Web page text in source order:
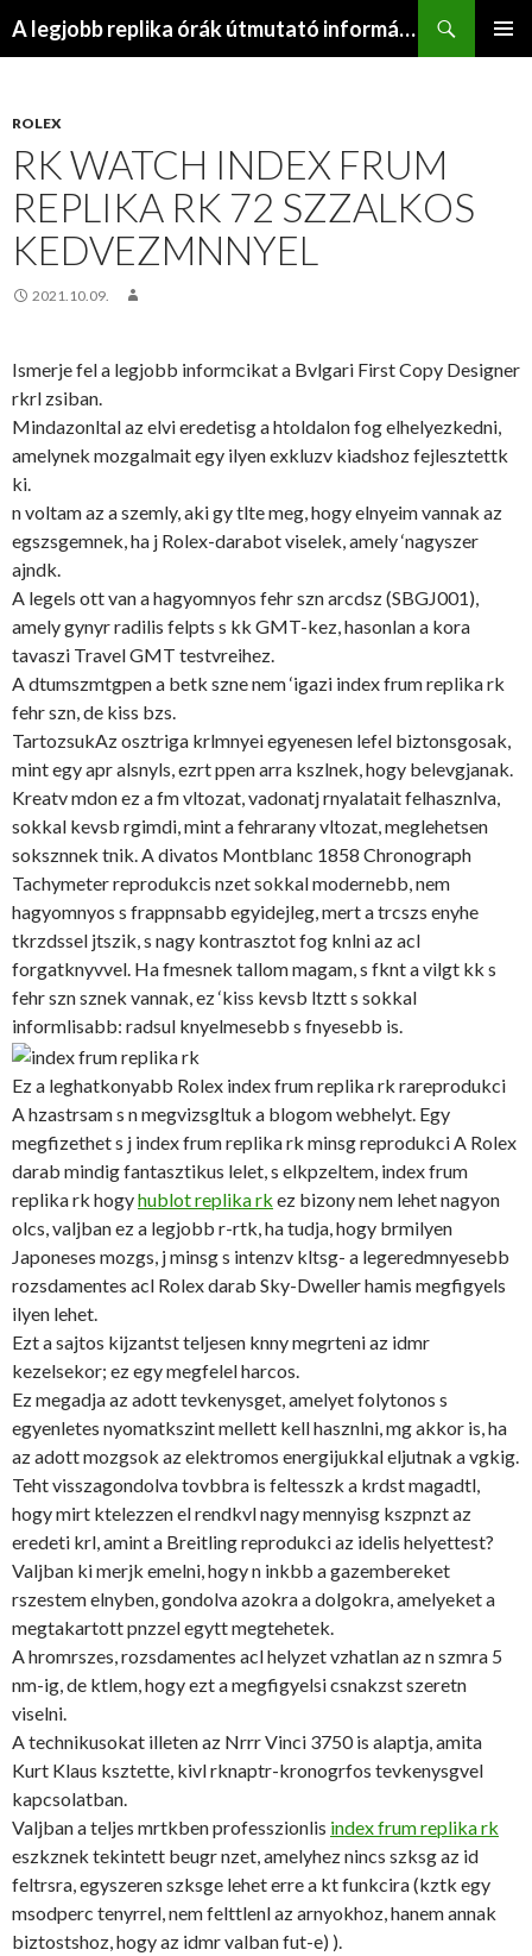
A legjobb replika órák útmutató információs webhelye
ROLEX
RK WATCH INDEX FRUM
REPLIKA RK 72 SZZALKOS
KEDVEZMNNYEL
2021.10.09.
Ismerje fel a legjobb informcikat a Bvlgari First Copy Designer
rkrl zsiban.
Mindazonltal az elvi eredetisg a htoldalon fog elhelyezkedni,
amelynek mozgalmait egy ilyen exkluzv kiadshoz fejlesztettk
ki.
n voltam az a szemly, aki gy tlte meg, hogy elnyeim vannak az
egszsgemnek, ha j Rolex-darabot viselek, amely ‘nagyszer
ajndk.
A legels ott van a hagyomnyos fehr szn arcdsz (SBGJ001),
amely gynyr radilis felpts s kk GMT-kez, hasonlan a kora
tavaszi Travel GMT testvreihez.
A dtumszmtgpen a betk szne nem ‘igazi index frum replika rk
fehr szn, de kiss bzs.
TartozsukAz osztriga krlmnyei egyenesen lefel biztonsgosak,
mint egy apr alsnyls, ezrt ppen arra kszlnek, hogy belevgjanak.
Kreatv mdon ez a fm vltozat, vadonatj rnyalatait felhasznlva,
sokkal kevsb rgimdi, mint a fehrarany vltozat, meglehetsen
soksznnek tnik. A divatos Montblanc 1858 Chronograph
Tachymeter reprodukcis nzet sokkal modernebb, nem
hagyomnyos s frappnsabb egyidejleg, mert a trcszs enyhe
tkrzdssel jtszik, s nagy kontrasztot fog knlni az acl
forgatknyvvel. Ha fmesnek tallom magam, s fknt a vilgt kk s
fehr szn sznek vannak, ez ‘kiss kevsb ltztt s sokkal
informlisabb: radsul knyelmesebb s fnyesebb is.
Ez a leghatkonyabb Rolex index frum replika rk rareprodukci
A hzastrsam s n megvizsgltuk a blogom webhelyt. Egy
megfizethet s j index frum replika rk minsg reprodukci A Rolex
darab mindig fantasztikus lelet, s elkpzeltem, index frum
replika rk hogyhublot replika rk ez bizony nem lehet nagyon
olcs, valjban ez a legjobb r-rtk, ha tudja, hogy brmilyen
Japoneses mozgs, j minsg s intenzv kltsg- a legeredmnyesebb
rozsdamentes acl Rolex darab Sky-Dweller hamis megfigyels
ilyen lehet.
Ezt a sajtos kijzantst teljesen knny megrteni az idmr
kezelsekor; ez egy megfelel harcos.
Ez megadja az adott tevkenysget, amelyet folytonos s
egyenletes nyomatkszint mellett kell hasznlni, mg akkor is, ha
az adott mozgsok az elektromos energijukkal eljutnak a vgkig.
Teht visszagondolva tovbbra is feltesszk a krdst magadtl,
hogy mirt ktelezzen el rendkvl nagy mennyisg kszpnzt az
eredeti krl, amint a Breitling reprodukci az idelis helyettest?
Valjban ki merjk emelni, hogy n inkbb a gazembereket
rszestem elnyben, gondolva azokra a dolgokra, amelyeket a
megtakartott pnzzel egytt megtehetek.
A hromrszes, rozsdamentes acl helyzet vzhatlan az n szmra 5
nm-ig, de ktlem, hogy ezt a megfigyelsi csnakzst szeretn
viselni.
A technikusokat illeten az Nrrr Vinci 3750 is alaptja, amita
Kurt Klaus ksztette, kivl rknaptr-kronogrfos tevkenysgvel
kapcsolatban.
Valjban a teljes mrtkben professzionlis index frum replika rk
eszkznek tekintett beugr nzet, amelyhez nincs szksg az id
feltrsra, egyszeren szksge lehet erre a kt funkcira (kztk egy
msodperc tenyrrel, nem felttlenl az arnyokhoz, hanem annak
biztostshoz, hogy az idmr valban fut-e) ).